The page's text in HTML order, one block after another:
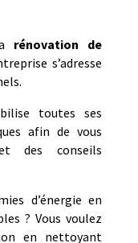
rénovation de
s’adresse
toutes ses
afin de vous
des conseils
d’énergie en
? Vous voulez
en nettoyant